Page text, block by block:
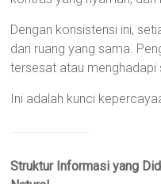
Dengan konsistensi ini,
dari ruang yang sama.
tersesat atau menghadapi
Ini adalah kunci
Struktur Informasi yang